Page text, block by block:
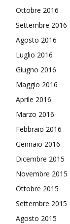
Ottobre 2016
Settembre 2016
Agosto 2016
Luglio 2016
Giugno 2016
Maggio 2016
Aprile 2016
Marzo 2016
Febbraio 2016
Gennaio 2016
Dicembre 2015
Novembre 2015
Ottobre 2015
Settembre 2015
Agosto 2015